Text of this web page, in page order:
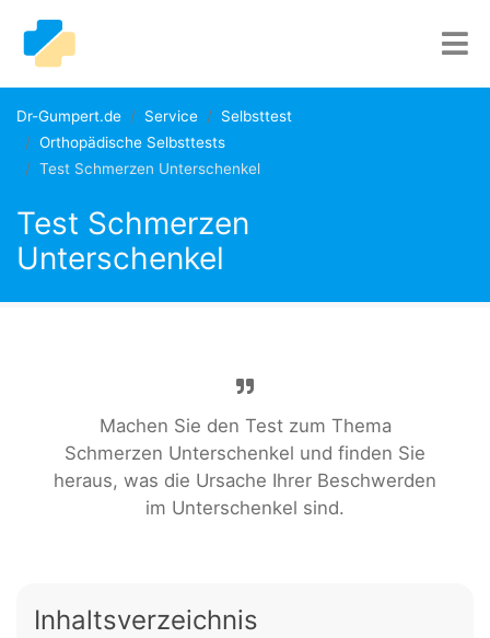
Dr-Gumpert.de Service
Selbsttest
Orthopädische Selbsttests
Test Schmerzen Unterschenkel
Test Schmerzen
Unterschenkel
Machen Sie den Test zum Thema
Schmerzen Unterschenkel und finden Sie
heraus, was die Ursache Ihrer Beschwerden
im Unterschenkel sind.
Inhaltsverzeichnis